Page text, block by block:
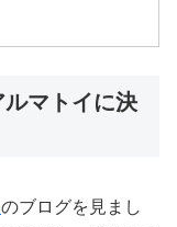
マトイに決
のブログを見まし